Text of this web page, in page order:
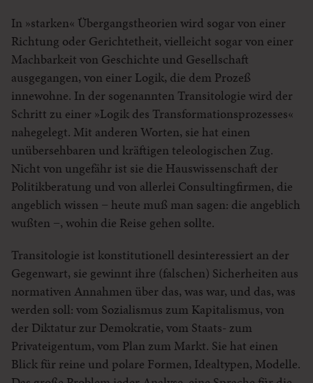
In »starken« Übergangstheorien wird sogar von einer
Richtung oder Gerichtetheit, vielleicht sogar von einer
Machbarkeit von Geschichte und Gesellschaft
ausgegangen, von einer Logik, die dem Prozeß
innewohne. In der sogenannten Transitologie wird der
Schritt zu einer »Logik des Transformationsprozesses«
nahegelegt. Mit anderen Worten, sie hat einen
unübersehbaren und kräftigen teleologischen Zug.
Nicht von ungefähr ist sie die Hauswissenschaft der
Politikberatung und von allerlei Consultingfirmen, die
angeblich wissen − heute muß man sagen: die angeblich
wußten −, wohin die Reise gehen sollte.
Transitologie ist konstitutionell desinteressiert an der
Gegenwart, sie gewinnt ihre (falschen) Sicherheiten aus
normativen Annahmen über das, was war, und das, was
werden soll: vom Sozialismus zum Kapitalismus, von
der Diktatur zur Demokratie, vom Staats- zum
Privateigentum, vom Plan zum Markt. Sie hat einen
Blick für reine und polare Formen, Idealtypen, Modelle.